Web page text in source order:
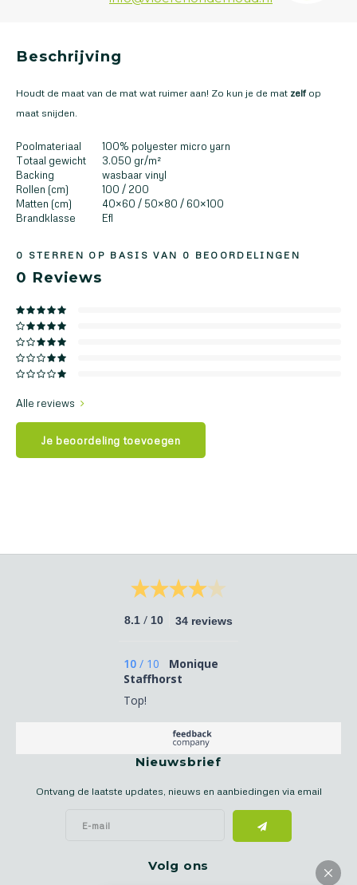
Beschrijving
Houdt de maat van de mat wat ruimer aan! Zo kun je de mat zelfop
maat snijden.
Poolmateriaal
100% polyester micro yarn
Totaal gewicht
3.050 gr/m²
Backing
wasbaar vinyl
Rollen (cm)
100 / 200
Matten (cm)
40×60 / 50×80 / 60×100
Brandklasse
Efl
0 STERREN OP BASIS VAN 0 BEOORDELINGEN
0 Reviews
Alle reviews
Je beoordeling toevoegen
Nieuwsbrief
Ontvang de laatste updates, nieuws en aanbiedingen via email
Volg ons
8.1 / 10 34 reviews
10 / 10
Monique
Staffhorst
Top!